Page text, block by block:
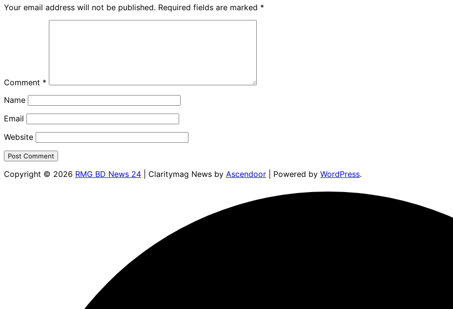
Your email address will not be published. Required fields are marked *
Comment *
Name
Email
Website
Copyright © 2026 RMG BD News 24 | Claritymag News by Ascendoor | Powered by WordPress.